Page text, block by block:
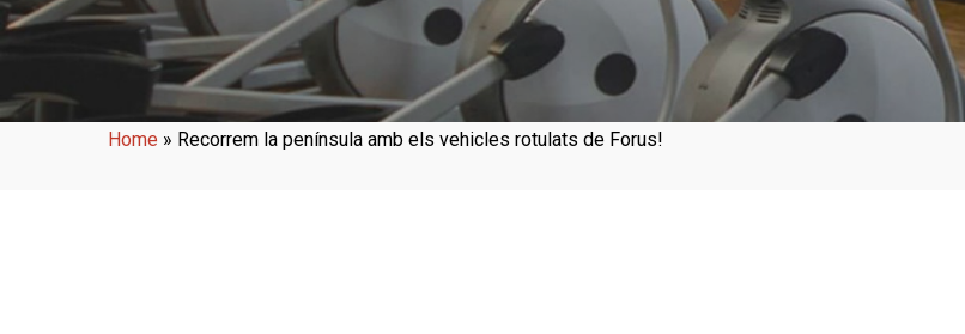
Home » Recorrem la península amb els vehicles rotulats de Forus!